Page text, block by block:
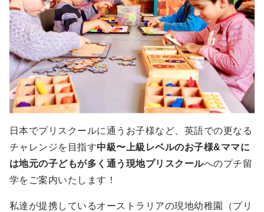
日本でプリスクールに通うお子様など、英語での更なる
チャレンジを目指す中級〜上級レベルのお子様&ママに
は地元の子どもが多く通う現地プリスクールへのプチ留
学をご案内いたします！
私達が提携しているオーストラリアの現地幼稚園（プリ